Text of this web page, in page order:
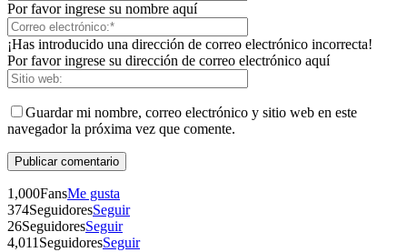
Por favor ingrese su nombre aquí
¡Has introducido una dirección de correo electrónico incorrecta!
Por favor ingrese su dirección de correo electrónico aquí
Guardar mi nombre, correo electrónico y sitio web en este
navegador la próxima vez que comente.
1,000FansMe gusta
374SeguidoresSeguir
26SeguidoresSeguir
4,011 SeguidoresSeguir